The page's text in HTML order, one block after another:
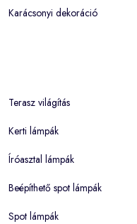
Karácsonyi dekoráció
Terasz világítás
Kerti lámpák
Íróasztal lámpák
Beépíthető spot lámpák
Spot lámpák